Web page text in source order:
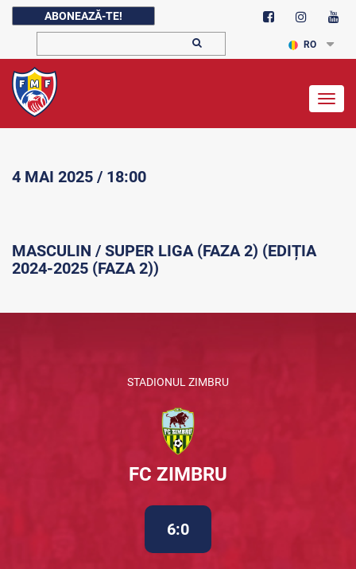
ABONEAZĂ-TE!
RO
4 MAI 2025 / 18:00
MASCULIN / SUPER LIGA (FAZA 2) (EDIȚIA
2024-2025 (FAZA 2))
STADIONUL ZIMBRU
FC ZIMBRU
6:0